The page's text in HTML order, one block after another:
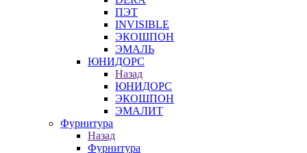
ПЭТ
INVISIBLE
ЭКОШПОН
ЭМАЛЬ
ЮНИДОРС
Назад
ЮНИДОРС
ЭКОШПОН
ЭМАЛИТ
Фурнитура
Назад
Фурнитура